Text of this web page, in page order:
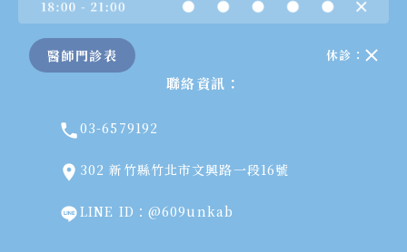
醫師門診表 休診：
聯絡資訊：
03-6579192
302 新竹縣竹北市文興路一段16號
LINE ID：@609unkab